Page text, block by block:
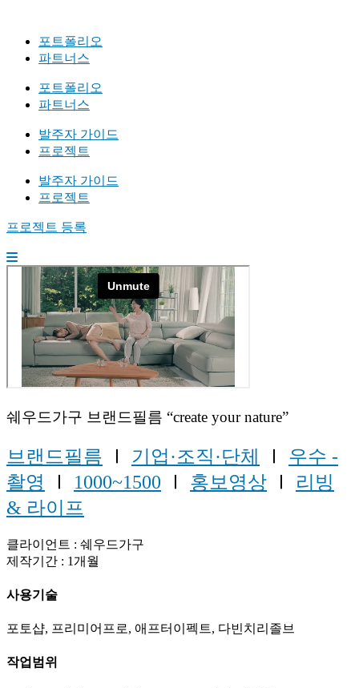
포트폴리오
파트너스
포트폴리오
파트너스
발주자 가이드
프로젝트
발주자 가이드
프로젝트
프로젝트 등록
쉐우드가구 브랜드필름 “create your nature”
브랜드필름 Ⅰ 기업·조직·단체 Ⅰ 우수 -
촬영
Ⅰ 1000~1500 Ⅰ 홍보영상 Ⅰ 리빙
& 라이프
클라이언트 : 쉐우드가구
제작기간 : 1개월
사용기술
포토샵, 프리미어프로, 애프터이펙트, 다빈치리졸브
작업범위